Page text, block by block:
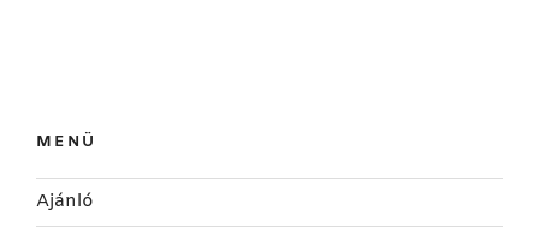
MENÜ
Ajánló